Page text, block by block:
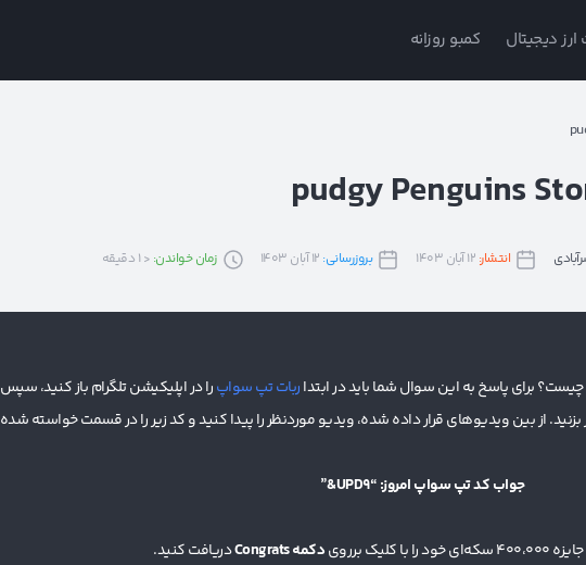
دیجیتال کمبو روزانه
انتشار: بروزرسانی: زمان خواندن: < 1 دقیقه
چیست؟ برای پاسخ به این سوال شما باید در ابتداربات تپ سواپرا در اپلیکیشن تلگرام باز کنید، سپس
بزنید. از بین ویدیوهای قرار داده شده، ویدیو موردنظر را پیدا کنید و کد زیر را در قسمت خواسته شده
جواب کد تپ سواپ امروز: “UPD9&”
با کلیک برروی دکمه Congrats
دریافت کنید.